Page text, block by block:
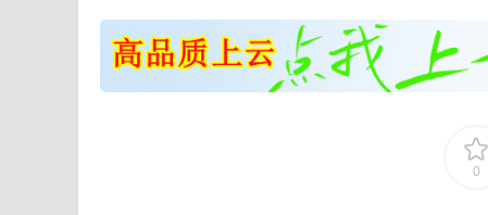
0